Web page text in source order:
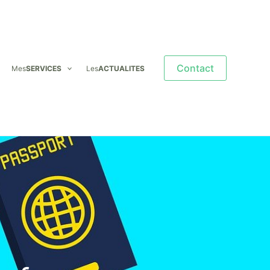
MesSERVICES LesACTUALITES Contact